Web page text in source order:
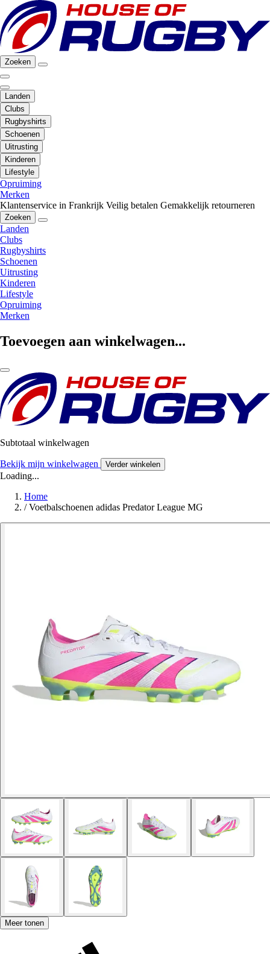
Zoeken
Landen
Clubs
Rugbyshirts
Schoenen
Uitrusting
Kinderen
Lifestyle
Opruiming
Merken
Klantenservice in Frankrijk Veilig betalen Gemakkelijk retourneren
Zoeken
Landen
Clubs
Rugbyshirts
Schoenen
Uitrusting
Kinderen
Lifestyle
Opruiming
Merken
Toevoegen aan winkelwagen...
Subtotaal winkelwagen
Bekijk mijn winkelwagen Verder winkelen
Loading...
Home
/ Voetbalschoenen adidas Predator League MG
Meer tonen